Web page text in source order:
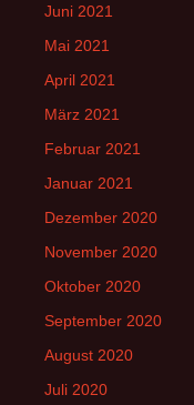
Juni 2021
Mai 2021
April 2021
März 2021
Februar 2021
Januar 2021
Dezember 2020
November 2020
Oktober 2020
September 2020
August 2020
Juli 2020